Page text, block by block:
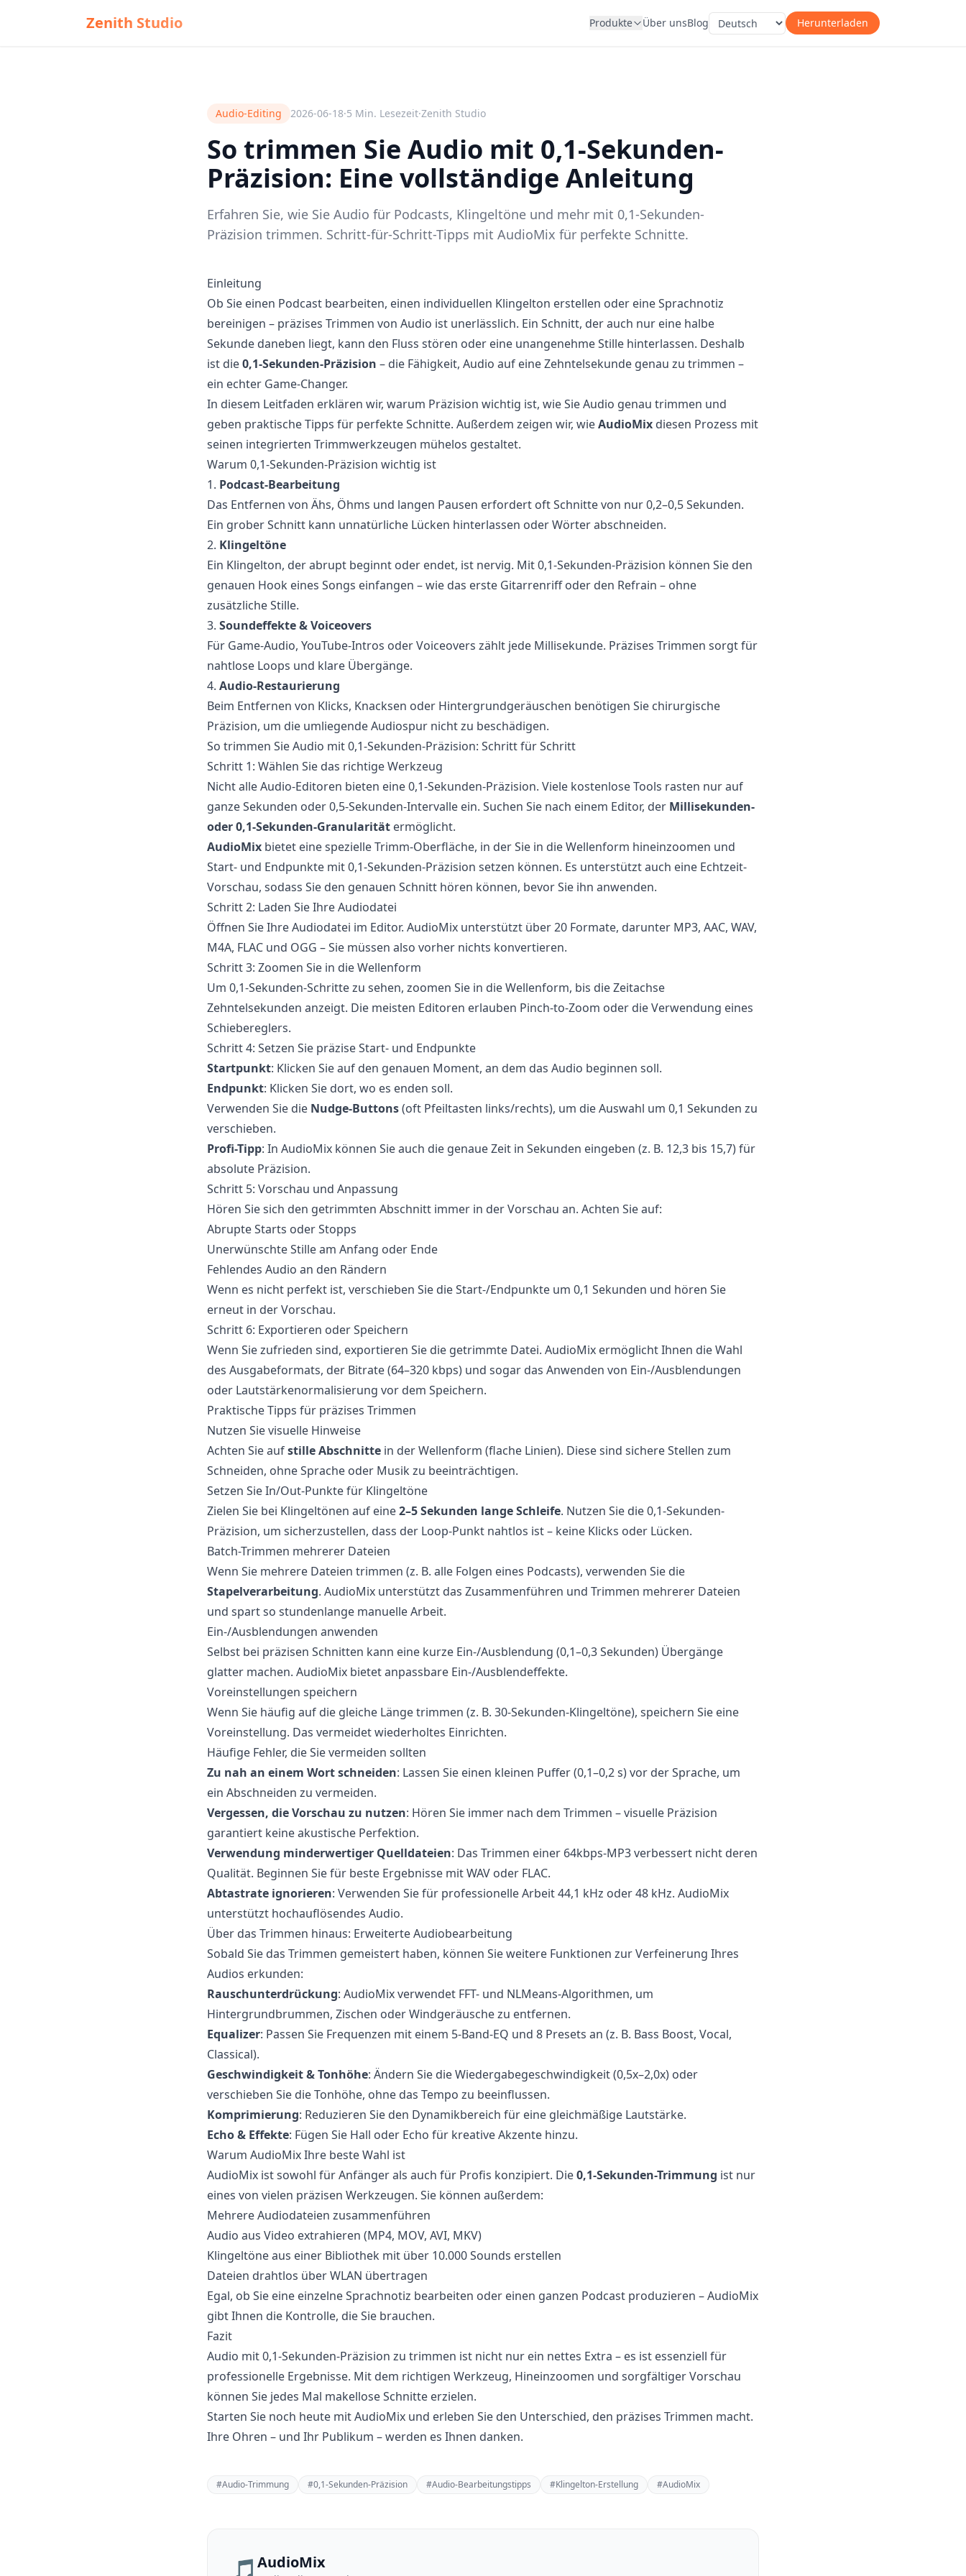
Zenith Studio Produkte Über unsBlog Herunterladen
Audio-Editing 2026-06-18·5 Min. Lesezeit·Zenith Studio
So trimmen Sie Audio mit 0,1-Sekunden-
Präzision: Eine vollständige Anleitung
Erfahren Sie, wie Sie Audio für Podcasts, Klingeltöne und mehr mit 0,1-Sekunden-
Präzision trimmen. Schritt-für-Schritt-Tipps mit AudioMix für perfekte Schnitte.
Einleitung
Ob Sie einen Podcast bearbeiten, einen individuellen Klingelton erstellen oder eine Sprachnotiz
bereinigen – präzises Trimmen von Audio ist unerlässlich. Ein Schnitt, der auch nur eine halbe
Sekunde daneben liegt, kann den Fluss stören oder eine unangenehme Stille hinterlassen. Deshalb
ist die0,1-Sekunden-Präzision – die Fähigkeit, Audio auf eine Zehntelsekunde genau zu trimmen –
ein echter Game-Changer.
In diesem Leitfaden erklären wir, warum Präzision wichtig ist, wie Sie Audio genau trimmen und
geben praktische Tipps für perfekte Schnitte. Außerdem zeigen wir, wieAudioMix diesen Prozess mit
seinen integrierten Trimmwerkzeugen mühelos gestaltet.
Warum 0,1-Sekunden-Präzision wichtig ist
1. Podcast-Bearbeitung
Das Entfernen von Ähs, Öhms und langen Pausen erfordert oft Schnitte von nur 0,2–0,5 Sekunden.
Ein grober Schnitt kann unnatürliche Lücken hinterlassen oder Wörter abschneiden.
2. Klingeltöne
Ein Klingelton, der abrupt beginnt oder endet, ist nervig. Mit 0,1-Sekunden-Präzision können Sie den
genauen Hook eines Songs einfangen – wie das erste Gitarrenriff oder den Refrain – ohne
zusätzliche Stille.
3. Soundeffekte & Voiceovers
Für Game-Audio, YouTube-Intros oder Voiceovers zählt jede Millisekunde. Präzises Trimmen sorgt für
nahtlose Loops und klare Übergänge.
4. Audio-Restaurierung
Beim Entfernen von Klicks, Knacksen oder Hintergrundgeräuschen benötigen Sie chirurgische
Präzision, um die umliegende Audiospur nicht zu beschädigen.
So trimmen Sie Audio mit 0,1-Sekunden-Präzision: Schritt für Schritt
Schritt 1: Wählen Sie das richtige Werkzeug
Nicht alle Audio-Editoren bieten eine 0,1-Sekunden-Präzision. Viele kostenlose Tools rasten nur auf
ganze Sekunden oder 0,5-Sekunden-Intervalle ein. Suchen Sie nach einem Editor, der Millisekunden-
oder 0,1-Sekunden-Granularität ermöglicht.
AudioMix bietet eine spezielle Trimm-Oberfläche, in der Sie in die Wellenform hineinzoomen und
Start- und Endpunkte mit 0,1-Sekunden-Präzision setzen können. Es unterstützt auch eine Echtzeit-
Vorschau, sodass Sie den genauen Schnitt hören können, bevor Sie ihn anwenden.
Schritt 2: Laden Sie Ihre Audiodatei
Öffnen Sie Ihre Audiodatei im Editor. AudioMix unterstützt über 20 Formate, darunter MP3, AAC, WAV,
M4A, FLAC und OGG – Sie müssen also vorher nichts konvertieren.
Schritt 3: Zoomen Sie in die Wellenform
Um 0,1-Sekunden-Schritte zu sehen, zoomen Sie in die Wellenform, bis die Zeitachse
Zehntelsekunden anzeigt. Die meisten Editoren erlauben Pinch-to-Zoom oder die Verwendung eines
Schiebereglers.
Schritt 4: Setzen Sie präzise Start- und Endpunkte
Startpunkt: Klicken Sie auf den genauen Moment, an dem das Audio beginnen soll.
Endpunkt: Klicken Sie dort, wo es enden soll.
Verwenden Sie die Nudge-Buttons(oft Pfeiltasten links/rechts), um die Auswahl um 0,1 Sekunden zu
verschieben.
Profi-Tipp: In AudioMix können Sie auch die genaue Zeit in Sekunden eingeben (z. B. 12,3 bis 15,7) für
absolute Präzision.
Schritt 5: Vorschau und Anpassung
Hören Sie sich den getrimmten Abschnitt immer in der Vorschau an. Achten Sie auf:
Abrupte Starts oder Stopps
Unerwünschte Stille am Anfang oder Ende
Fehlendes Audio an den Rändern
Wenn es nicht perfekt ist, verschieben Sie die Start-/Endpunkte um 0,1 Sekunden und hören Sie
erneut in der Vorschau.
Schritt 6: Exportieren oder Speichern
Wenn Sie zufrieden sind, exportieren Sie die getrimmte Datei. AudioMix ermöglicht Ihnen die Wahl
des Ausgabeformats, der Bitrate (64–320 kbps) und sogar das Anwenden von Ein-/Ausblendungen
oder Lautstärkenormalisierung vor dem Speichern.
Praktische Tipps für präzises Trimmen
Nutzen Sie visuelle Hinweise
Achten Sie aufstille Abschnitte in der Wellenform (flache Linien). Diese sind sichere Stellen zum
Schneiden, ohne Sprache oder Musik zu beeinträchtigen.
Setzen Sie In/Out-Punkte für Klingeltöne
Zielen Sie bei Klingeltönen auf eine2–5 Sekunden lange Schleife. Nutzen Sie die 0,1-Sekunden-
Präzision, um sicherzustellen, dass der Loop-Punkt nahtlos ist – keine Klicks oder Lücken.
Batch-Trimmen mehrerer Dateien
Wenn Sie mehrere Dateien trimmen (z. B. alle Folgen eines Podcasts), verwenden Sie die
Stapelverarbeitung. AudioMix unterstützt das Zusammenführen und Trimmen mehrerer Dateien
und spart so stundenlange manuelle Arbeit.
Ein-/Ausblendungen anwenden
Selbst bei präzisen Schnitten kann eine kurze Ein-/Ausblendung (0,1–0,3 Sekunden) Übergänge
glatter machen. AudioMix bietet anpassbare Ein-/Ausblendeffekte.
Voreinstellungen speichern
Wenn Sie häufig auf die gleiche Länge trimmen (z. B. 30-Sekunden-Klingeltöne), speichern Sie eine
Voreinstellung. Das vermeidet wiederholtes Einrichten.
Häufige Fehler, die Sie vermeiden sollten
Zu nah an einem Wort schneiden: Lassen Sie einen kleinen Puffer (0,1–0,2 s) vor der Sprache, um
ein Abschneiden zu vermeiden.
Vergessen, die Vorschau zu nutzen: Hören Sie immer nach dem Trimmen – visuelle Präzision
garantiert keine akustische Perfektion.
Verwendung minderwertiger Quelldateien: Das Trimmen einer 64kbps-MP3 verbessert nicht deren
Qualität. Beginnen Sie für beste Ergebnisse mit WAV oder FLAC.
Abtastrate ignorieren: Verwenden Sie für professionelle Arbeit 44,1 kHz oder 48 kHz. AudioMix
unterstützt hochauflösendes Audio.
Über das Trimmen hinaus: Erweiterte Audiobearbeitung
Sobald Sie das Trimmen gemeistert haben, können Sie weitere Funktionen zur Verfeinerung Ihres
Audios erkunden:
Rauschunterdrückung: AudioMix verwendet FFT- und NLMeans-Algorithmen, um
Hintergrundbrummen, Zischen oder Windgeräusche zu entfernen.
Equalizer: Passen Sie Frequenzen mit einem 5-Band-EQ und 8 Presets an (z. B. Bass Boost, Vocal,
Classical).
Geschwindigkeit & Tonhöhe: Ändern Sie die Wiedergabegeschwindigkeit (0,5x–2,0x) oder
verschieben Sie die Tonhöhe, ohne das Tempo zu beeinflussen.
Komprimierung: Reduzieren Sie den Dynamikbereich für eine gleichmäßige Lautstärke.
Echo & Effekte: Fügen Sie Hall oder Echo für kreative Akzente hinzu.
Warum AudioMix Ihre beste Wahl ist
AudioMix ist sowohl für Anfänger als auch für Profis konzipiert. Die0,1-Sekunden-Trimmung ist nur
eines von vielen präzisen Werkzeugen. Sie können außerdem:
Mehrere Audiodateien zusammenführen
Audio aus Video extrahieren (MP4, MOV, AVI, MKV)
Klingeltöne aus einer Bibliothek mit über 10.000 Sounds erstellen
Dateien drahtlos über WLAN übertragen
Egal, ob Sie eine einzelne Sprachnotiz bearbeiten oder einen ganzen Podcast produzieren – AudioMix
gibt Ihnen die Kontrolle, die Sie brauchen.
Fazit
Audio mit 0,1-Sekunden-Präzision zu trimmen ist nicht nur ein nettes Extra – es ist essenziell für
professionelle Ergebnisse. Mit dem richtigen Werkzeug, Hineinzoomen und sorgfältiger Vorschau
können Sie jedes Mal makellose Schnitte erzielen.
Starten Sie noch heute mit AudioMix und erleben Sie den Unterschied, den präzises Trimmen macht.
Ihre Ohren – und Ihr Publikum – werden es Ihnen danken.
#Audio-Trimmung #0,1-Sekunden-Präzision #Audio-Bearbeitungstipps #Klingelton-Erstellung #AudioMix
🎵 AudioMix